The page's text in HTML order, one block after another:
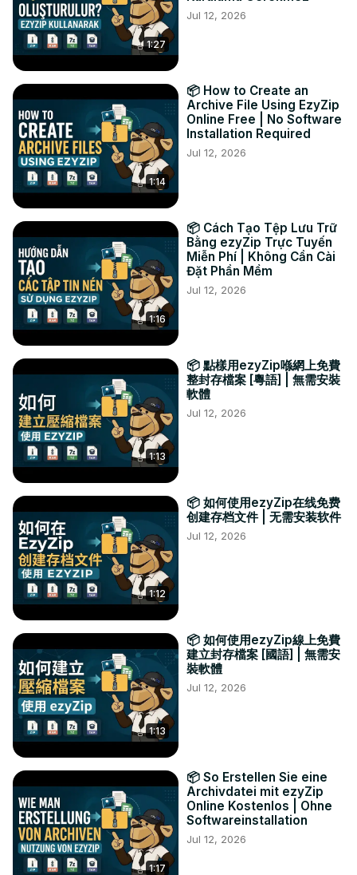
TWITTER : https://twitter.com/ezyZip
FACEBOOK : https://www.facebook.com/ezyzip/
1:27
Jul 12, 2026
1:14
📦 How to Create an
Archive File Using EzyZip
Online Free | No Software
Installation Required
Jul 12, 2026
1:16
📦 Cách Tạo Tệp Lưu Trữ
Bằng ezyZip Trực Tuyến
Miễn Phí | Không Cần Cài
Đặt Phần Mềm
Jul 12, 2026
1:13
📦 點樣用ezyZip喺網上免費
整封存檔案 [粵語] | 無需安裝
軟體
Jul 12, 2026
1:12
📦 如何使用ezyZip在线免费
创建存档文件 | 无需安装软件
Jul 12, 2026
1:13
📦 如何使用ezyZip線上免費
建立封存檔案 [國語] | 無需安
裝軟體
Jul 12, 2026
1:17
📦 So Erstellen Sie eine
Archivdatei mit ezyZip
Online Kostenlos | Ohne
Softwareinstallation
Jul 12, 2026